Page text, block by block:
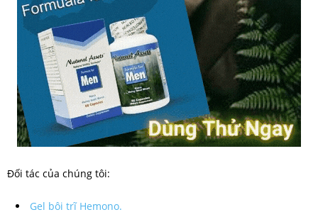
Đối tác của chúng tôi:
Gel bôi trĩ Hemono.